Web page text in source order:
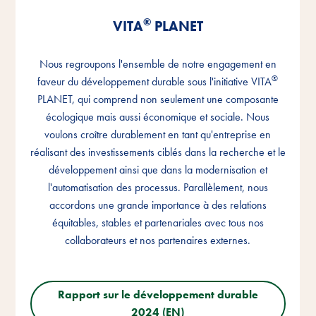
VITA®PLANET
Nous regroupons l'ensemble de notre engagement en
faveur du développement durable sous l'initiative VITA®
PLANET, qui comprend non seulement une composante
écologique mais aussi économique et sociale. Nous
voulons croître durablement en tant qu'entreprise en
réalisant des investissements ciblés dans la recherche et le
développement ainsi que dans la modernisation et
l'automatisation des processus. Parallèlement, nous
accordons une grande importance à des relations
équitables, stables et partenariales avec tous nos
collaborateurs et nos partenaires externes.
Rapport sur le développement durable
2024 (EN)
VITA®PLANET
Nous regroupons l'ensemble de notre engagement en
faveur du développement durable sous l'initiative VITA®
PLANET, qui comprend non seulement une composante
écologique mais aussi économique et sociale. Nous
voulons croître durablement en tant qu'entreprise en
réalisant des investissements ciblés dans la recherche et le
développement ainsi que dans la modernisation et
l'automatisation des processus. Parallèlement, nous
accordons une grande importance à des relations
équitables, stables et partenariales avec tous nos
collaborateurs et nos partenaires externes.
Rapport sur le développement durable
2024 (EN)
VITA®PLANET
Nous regroupons l'ensemble de notre engagement en
faveur du développement durable sous l'initiative VITA®
PLANET, qui comprend non seulement une composante
écologique mais aussi économique et sociale. Nous
voulons croître durablement en tant qu'entreprise en
réalisant des investissements ciblés dans la recherche et le
développement ainsi que dans la modernisation et
l'automatisation des processus. Parallèlement, nous
accordons une grande importance à des relations
équitables, stables et partenariales avec tous nos
collaborateurs et nos partenaires externes.
Rapport sur le développement durable
2024 (EN)